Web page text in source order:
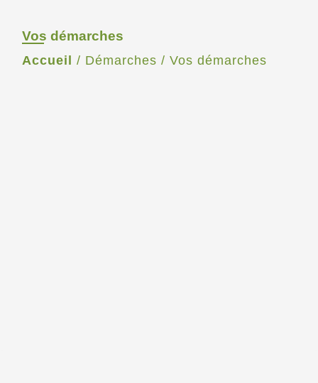
Vos démarches
Accueil / Démarches / Vos démarches